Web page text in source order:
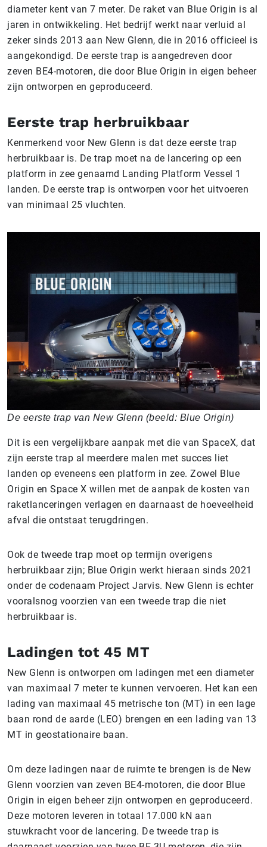
diameter kent van 7 meter. De raket van Blue Origin is al
jaren in ontwikkeling. Het bedrijf werkt naar verluid al
zeker sinds 2013 aan New Glenn, die in 2016 officieel is
aangekondigd. De eerste trap is aangedreven door
zeven BE4-motoren, die door Blue Origin in eigen beheer
zijn ontworpen en geproduceerd.
Eerste trap herbruikbaar
Kenmerkend voor New Glenn is dat deze eerste trap
herbruikbaar is. De trap moet na de lancering op een
platform in zee genaamd Landing Platform Vessel 1
landen. De eerste trap is ontworpen voor het uitvoeren
van minimaal 25 vluchten.
De eerste trap van New Glenn (beeld: Blue Origin)
Dit is een vergelijkbare aanpak met die van SpaceX, dat
zijn eerste trap al meerdere malen met succes liet
landen op eveneens een platform in zee. Zowel Blue
Origin en Space X willen met de aanpak de kosten van
raketlanceringen verlagen en daarnaast de hoeveelheid
afval die ontstaat terugdringen.
Ook de tweede trap moet op termijn overigens
herbruikbaar zijn; Blue Origin werkt hieraan sinds 2021
onder de codenaam Project Jarvis. New Glenn is echter
vooralsnog voorzien van een tweede trap die niet
herbruikbaar is.
Ladingen tot 45 MT
New Glenn is ontworpen om ladingen met een diameter
van maximaal 7 meter te kunnen vervoeren. Het kan een
lading van maximaal 45 metrische ton (MT) in een lage
baan rond de aarde (LEO) brengen en een lading van 13
MT in geostationaire baan.
Om deze ladingen naar de ruimte te brengen is de New
Glenn voorzien van zeven BE4-motoren, die door Blue
Origin in eigen beheer zijn ontworpen en geproduceerd.
Deze motoren leveren in totaal 17.000 kN aan
stuwkracht voor de lancering. De tweede trap is